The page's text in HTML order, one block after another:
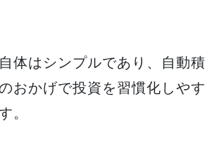
体はシンプルであり、自動積
おかげで投資を習慣化しやす
。